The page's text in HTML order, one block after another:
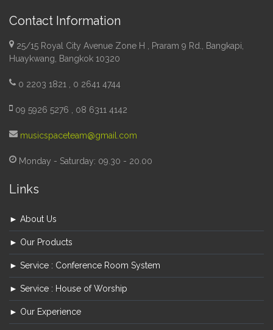
Contact Information
25/15 Royal City Avenue Zone H , Praram 9 Rd., Bangkapi,
Huaykwang, Bangkok 10320
0 2203 1821 , 0 2641 4744
09 5926 5276 , 08 6311 4142
musicspaceteam@gmail.com
Monday - Saturday: 09.30 - 20.00
Links
► About Us
► Our Products
► Service : Conference Room System
► Service : House of Worship
► Our Experience